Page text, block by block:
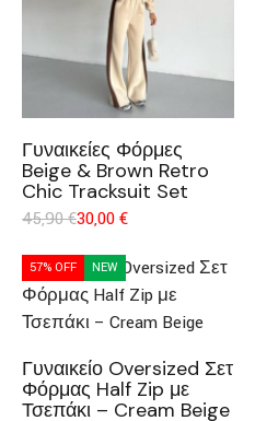
Γυναικείες Φόρμες
Beige & Brown Retro
Chic Tracksuit Set
45,90€30,00€
57% OFF NEW
Γυναικείο Oversized Σετ
Φόρμας Half Zip με
Τσεπάκι – Cream Beige